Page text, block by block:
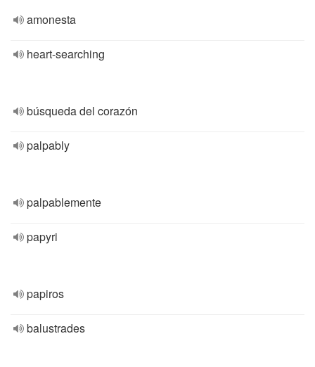
amonesta
heart-searching
búsqueda del corazón
palpably
palpablemente
papyri
papiros
balustrades